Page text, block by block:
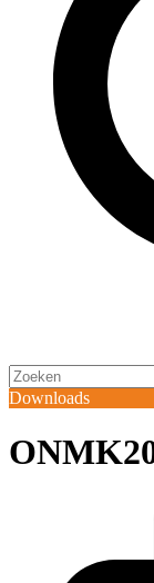
Open
mobile
menu
Close
mobile
menu
Search
Downloads